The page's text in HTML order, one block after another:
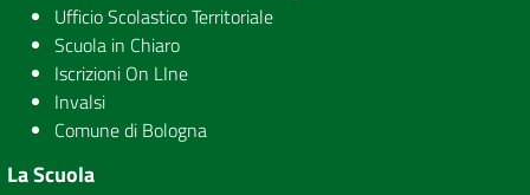
Ufficio Scolastico Territoriale
Scuola in Chiaro
Iscrizioni On LIne
Invalsi
Comune di Bologna
La Scuola